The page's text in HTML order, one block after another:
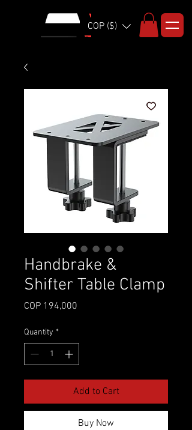
COP ($)
Handbrake &
Shifter Table Clamp
COP 194,000
Quantity *
Add to Cart
Buy Now